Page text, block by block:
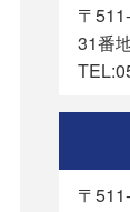
〒
31番
〒